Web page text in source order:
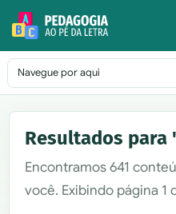
Pular para o conteúdo
Navegação principal
Resultados para
Encontramos 641
você. Exibindo página 1